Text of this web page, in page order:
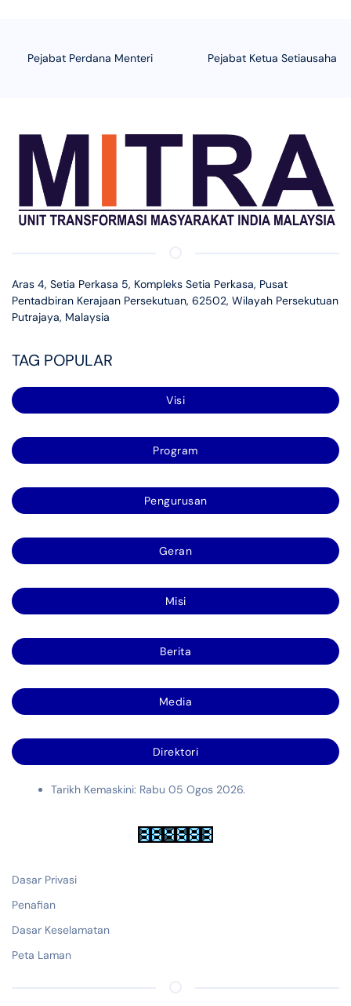
Pejabat Ketua Setiausaha Negara Kementerian
Aras 4, Setia Perkasa 5, Kompleks Setia Perkasa, Pusat
Pentadbiran Kerajaan Persekutuan, 62502, Wilayah Persekutuan
Putrajaya, Malaysia
TAG POPULAR
Visi
Program
Pengurusan
Geran
Misi
Berita
Media
Direktori
Tarikh Kemaskini: Rabu 05 Ogos 2026.
Dasar Privasi
Penafian
Dasar Keselamatan
Peta Laman